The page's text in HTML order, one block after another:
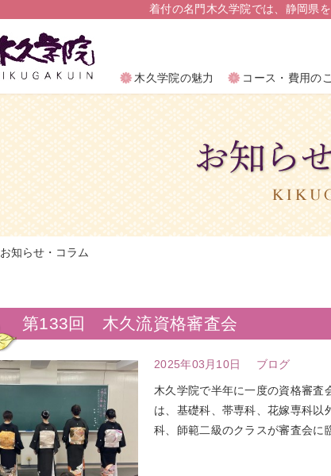
着付の名⾨⽊久学院では、静岡県
木久学院の魅力 コース・費用の
木久学院の魅力 コース・費用の
お知らせ・コラム
第133回 木久流資格審査会
2025年03月10日 ブログ
木久学院で半年に一度の資格審査
は、基礎科、帯専科、花嫁専科以
科、師範二級のクラスが審査会に